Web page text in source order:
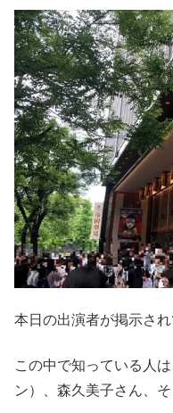
本日の出演者が掲示され
この中で知っている人
ン）、森久美子さん、